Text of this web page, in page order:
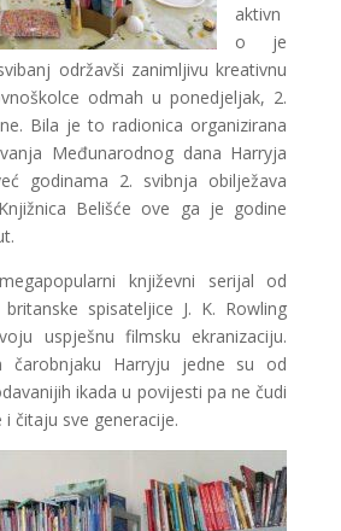
aktivn
o je
održavši zanimljivu kreativnu
odmah u ponedjeljak, 2.
Bila je to radionica organizirana
Međunarodnog dana Harryja
godinama 2. svibnja obilježava
Belišće ove ga je godine
književni serijal od
spisateljice J. K. Rowling
uspješnu filmsku ekranizaciju.
čarobnjaku Harryju jedne su od
ikada u povijesti pa ne čudi
čitaju sve generacije.